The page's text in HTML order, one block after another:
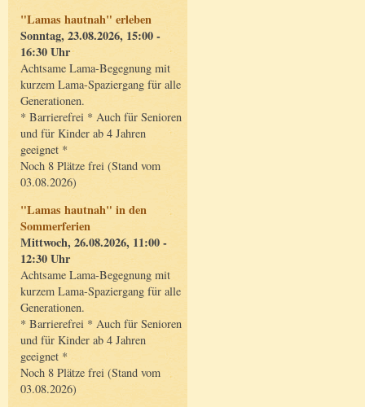
"Lamas hautnah" erleben
Sonntag, 23.08.2026, 15:00 -
16:30 Uhr
Achtsame Lama-Begegnung mit
kurzem Lama-Spaziergang für alle
Generationen.
* Barrierefrei * Auch für Senioren
und für Kinder ab 4 Jahren
geeignet *
Noch 8 Plätze frei (Stand vom
03.08.2026)
"Lamas hautnah" in den
Sommerferien
Mittwoch, 26.08.2026, 11:00 -
12:30 Uhr
Achtsame Lama-Begegnung mit
kurzem Lama-Spaziergang für alle
Generationen.
* Barrierefrei * Auch für Senioren
und für Kinder ab 4 Jahren
geeignet *
Noch 8 Plätze frei (Stand vom
03.08.2026)